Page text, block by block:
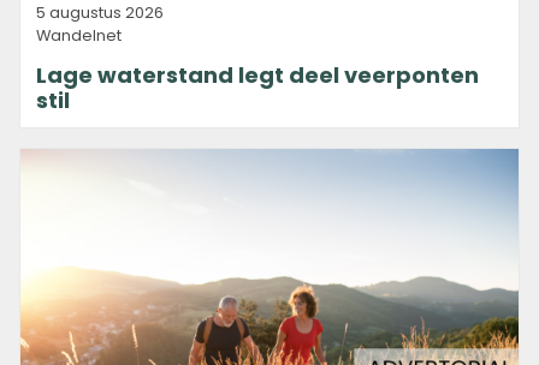
5 augustus 2026
Wandelnet
Lage waterstand legt deel veerponten
stil